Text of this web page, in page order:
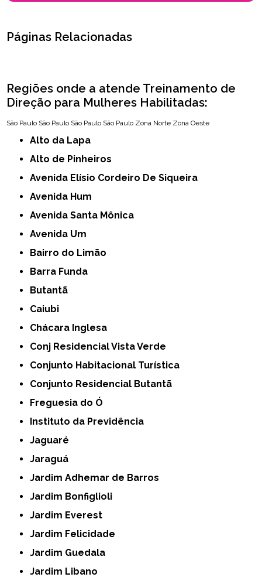
Páginas Relacionadas
Regiões onde a atende Treinamento de
Direção para Mulheres Habilitadas:
São Paulo São Paulo São Paulo São Paulo Zona Norte Zona Oeste
Alto da Lapa
Alto de Pinheiros
Avenida Elísio Cordeiro De Siqueira
Avenida Hum
Avenida Santa Mônica
Avenida Um
Bairro do Limão
Barra Funda
Butantã
Caiubi
Chácara Inglesa
Conj Residencial Vista Verde
Conjunto Habitacional Turística
Conjunto Residencial Butantã
Freguesia do Ó
Instituto da Previdência
Jaguaré
Jaraguá
Jardim Adhemar de Barros
Jardim Bonfiglioli
Jardim Everest
Jardim Felicidade
Jardim Guedala
Jardim Libano